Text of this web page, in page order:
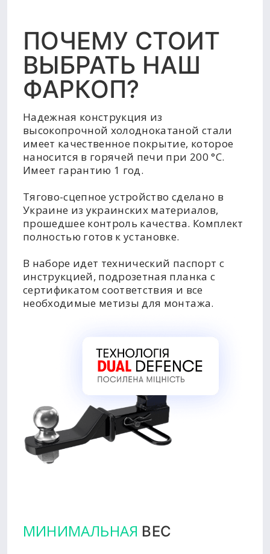
ПОЧЕМУ СТОИТ
ВЫБРАТЬ НАШ
ФАРКОП?
Надежная конструкция из
высокопрочной холоднокатаной стали
имеет качественное покрытие, которое
наносится в горячей печи при 200 °C.
Имеет гарантию 1 год.
Тягово-сцепное устройство сделано в
Украине из украинских материалов,
прошедшее контроль качества. Комплект
полностью готов к установке.
В наборе идет технический паспорт с
инструкцией, подрозетная планка с
сертификатом соответствия и все
необходимые метизы для монтажа.
МИНИМАЛЬНАЯ ВЕС